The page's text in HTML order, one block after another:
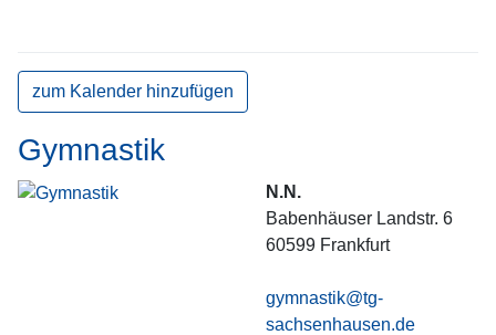
zum Kalender hinzufügen
Gymnastik
N.N.
Babenhäuser Landstr. 6
60599 Frankfurt
gymnastik@tg-
sachsenhausen.de